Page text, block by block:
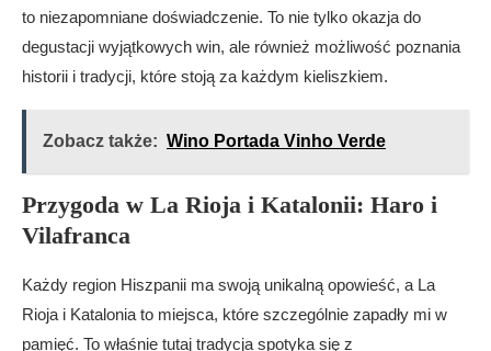
to niezapomniane doświadczenie. To nie tylko okazja do
degustacji wyjątkowych win, ale również możliwość poznania
historii i tradycji, które stoją za każdym kieliszkiem.
Zobacz także: Wino Portada Vinho Verde
Przygoda w La Rioja i Katalonii: Haro i
Vilafranca
Każdy region Hiszpanii ma swoją unikalną opowieść, a La
Rioja i Katalonia to miejsca, które szczególnie zapadły mi w
pamięć. To właśnie tutaj tradycja spotyka się z